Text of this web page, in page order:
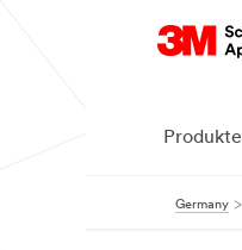
Produkte
Germany